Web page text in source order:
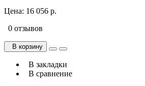
Цена: 16 056 р.
0 отзывов
В корзину
В закладки
В сравнение